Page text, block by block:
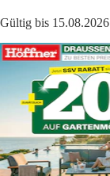
Gültig bis 15.08.2026